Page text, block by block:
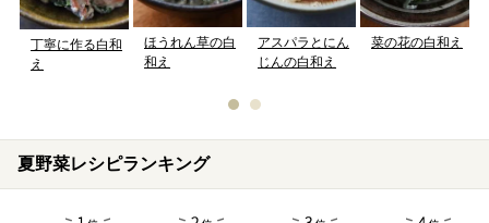
丁寧に作る白和
え
ほうれん草の白
和え
アスパラとにん
じんの白和え
菜の花の白和え
夏野菜レシピランキング